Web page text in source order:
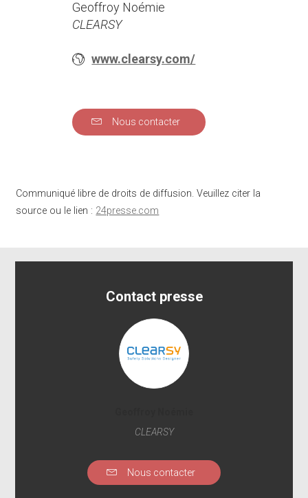
Geoffroy Noémie
CLEARSY
www.clearsy.com/
Nous contacter
Communiqué libre de droits de diffusion. Veuillez citer la
source ou le lien : 24presse.com
Contact presse
CLEARSY
Nous contacter